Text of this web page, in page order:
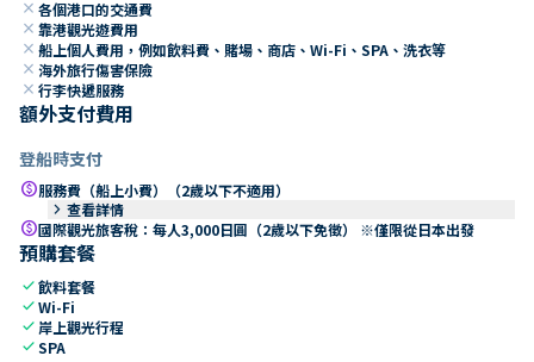
close 各個港口的交通費
close 靠港觀光遊費用
close 船上個人費用，例如飲料費、賭場、商店、Wi-Fi、SPA、洗衣等
close 海外旅行傷害保險
close 行李快遞服務
額外支付費用
登船時支付
paid服務費（船上小費）（2歲以下不適用）
keyboard_arrow_right 查看詳情
paid國際觀光旅客稅：每人3,000日圓（2歲以下免徵） ※僅限從日本出發
預購套餐
check飲料套餐
checkWi-Fi
check 岸上觀光行程
checkSPA